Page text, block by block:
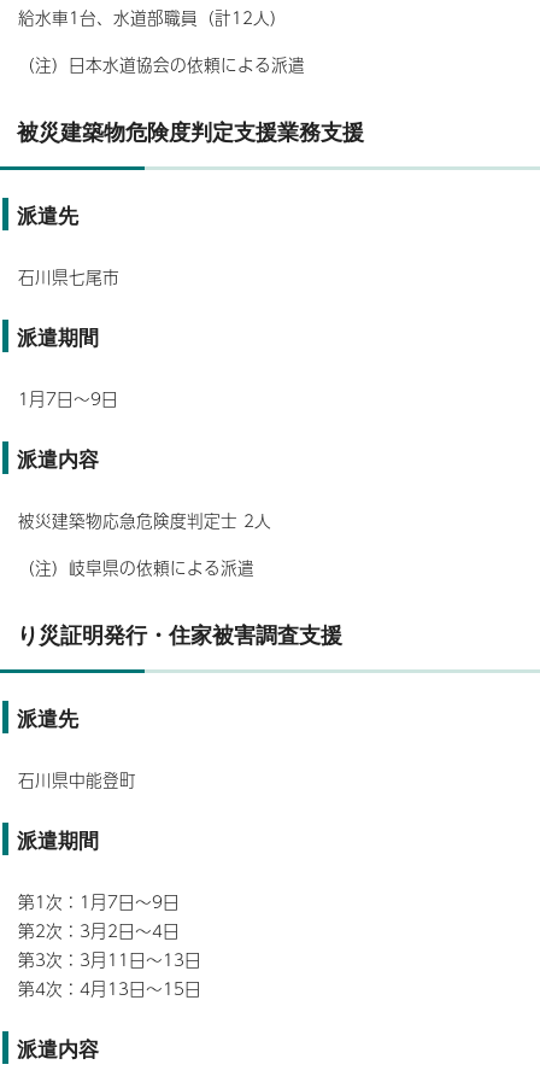
給水車1台、水道部職員（計12人）
（注）日本水道協会の依頼による派遣
被災建築物危険度判定支援業務支援
派遣先
石川県七尾市
派遣期間
1月7日～9日
派遣内容
被災建築物応急危険度判定士 2人
（注）岐阜県の依頼による派遣
り災証明発行・住家被害調査支援
派遣先
石川県中能登町
派遣期間
第1次：1月7日～9日
第2次：3月2日～4日
第3次：3月11日～13日
第4次：4月13日～15日
派遣内容